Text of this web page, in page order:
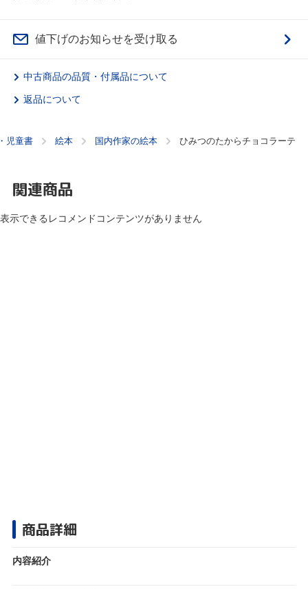
値下げのお知らせを受け取る
中古商品の品質・付属品について
返品について
児童書 絵本 国内作家の絵本 ひみつのたからチョコラーテ
関連商品
表示できるレコメンドコンテンツがありません
商品詳細
内容紹介